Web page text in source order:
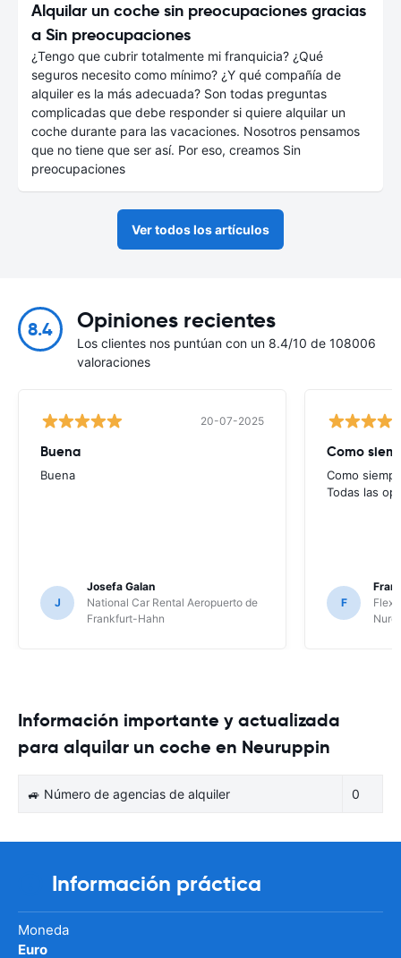
Alquilar un coche sin preocupaciones gracias
a Sin preocupaciones
¿Tengo que cubrir totalmente mi franquicia? ¿Qué
seguros necesito como mínimo? ¿Y qué compañía de
alquiler es la más adecuada? Son todas preguntas
complicadas que debe responder si quiere alquilar un
coche durante para las vacaciones. Nosotros pensamos
que no tiene que ser así. Por eso, creamos Sin
preocupaciones
Ver todos los artículos
8.4 Opiniones recientes
Los clientes nos puntúan con un 8.4/10 de 108006
valoraciones
20-07-2025
Buena
Buena
J
Josefa Galan
National Car Rental Aeropuerto de
Frankfurt-Hahn
Como
Como
Todas las
F
Flex
Información importante y actualizada
para alquilar un coche en Neuruppin
🚙 Número de agencias de alquiler 0
Información práctica
Moneda
Euro